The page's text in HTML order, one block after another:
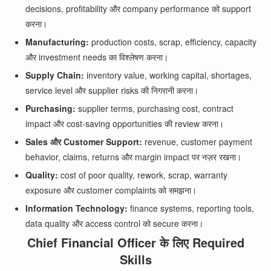
decisions, profitability और company performance को support
करना।
Manufacturing: production costs, scrap, efficiency, capacity
और investment needs का विश्लेषण करना।
Supply Chain: inventory value, working capital, shortages,
service level और supplier risks की निगरानी करना।
Purchasing: supplier terms, purchasing cost, contract
impact और cost-saving opportunities की review करना।
Sales और Customer Support: revenue, customer payment
behavior, claims, returns और margin impact पर नज़र रखना।
Quality: cost of poor quality, rework, scrap, warranty
exposure और customer complaints को समझना।
Information Technology: finance systems, reporting tools,
data quality और access control को secure करना।
Chief Financial Officer के लिए Required
Skills